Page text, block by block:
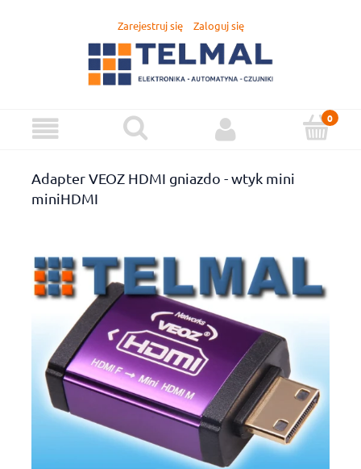
Zarejestruj się Zaloguj się
Adapter VEOZ HDMI gniazdo - wtyk mini
miniHDMI